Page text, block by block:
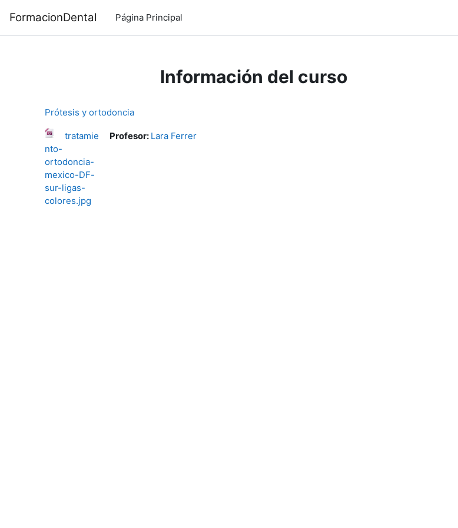
FormacionDental Página Principal
Información del curso
Prótesis y ortodoncia
tratamie
nto-
ortodoncia-
mexico-DF-
sur-ligas-
colores.jpg
Profesor: Lara Ferrer